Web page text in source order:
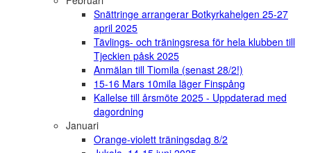
Snättringe arrangerar Botkyrkahelgen 25-27
april 2025
Tävlings- och träningsresa för hela klubben till
Tjeckien påsk 2025
Anmälan till Tiomila (senast 28/2!)
15-16 Mars 10mila läger Finspång
Kallelse till årsmöte 2025 - Uppdaterad med
dagordning
Januari
Orange-violett träningsdag 8/2